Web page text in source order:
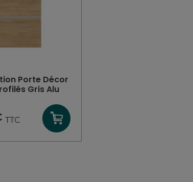
Porte Décor
Gris Alu
TTC